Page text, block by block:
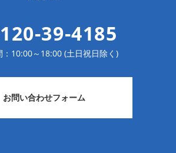
39-4185
：10:00～18:00 (土日祝日除く)
お問い合わせフォーム